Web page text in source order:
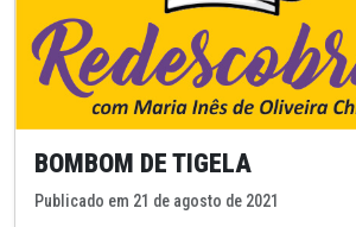
BOMBOM DE TIGELA
Publicado em 21 de agosto de 2021